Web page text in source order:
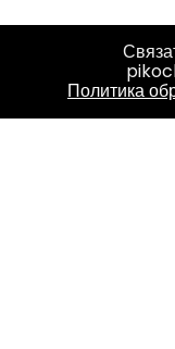
Политика